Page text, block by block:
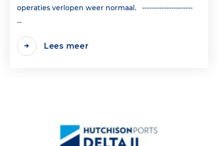
operaties verlopen weer normaal. ---------------------
...
Lees meer